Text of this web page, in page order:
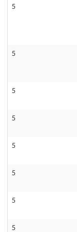
5
5
5
5
5
5
5
5